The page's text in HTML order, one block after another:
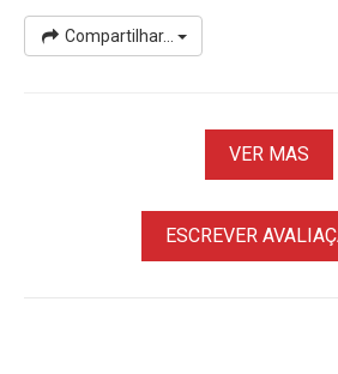
Compartilhar...
VER MAS
ESCREVER